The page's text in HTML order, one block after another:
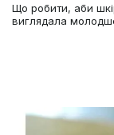
Що робити, аби
виглядала